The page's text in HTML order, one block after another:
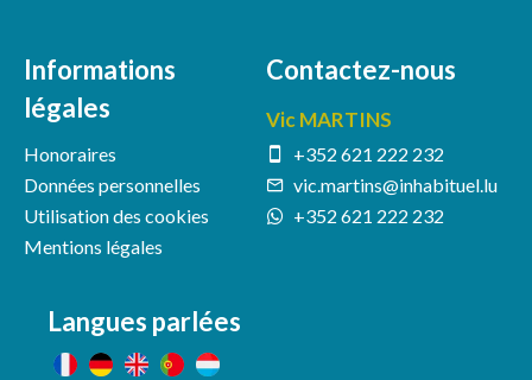
Informations
légales
Honoraires
Données personnelles
Utilisation des cookies
Mentions légales
Contactez-nous
Vic MARTINS
+352 621 222 232
vic.martins@inhabituel.lu
+352 621 222 232
Langues parlées